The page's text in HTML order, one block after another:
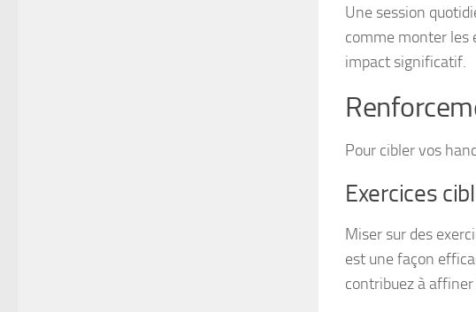
Une session
comme monter les
impact significatif.
Pour cibler vos
Exercices
Miser sur des
est une façon
contribuez à